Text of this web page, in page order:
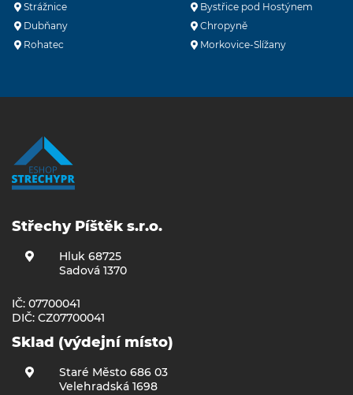
Strážnice
Dubňany
Rohatec
Bystřice pod Hostýnem
Chropyně
Morkovice-Slížany
Střechy Píštěk s.r.o.
Hluk 68725
Sadová 1370
IČ: 07700041
DIČ: CZ07700041
Sklad (výdejní místo)
Staré Město 686 03
Velehradská 1698